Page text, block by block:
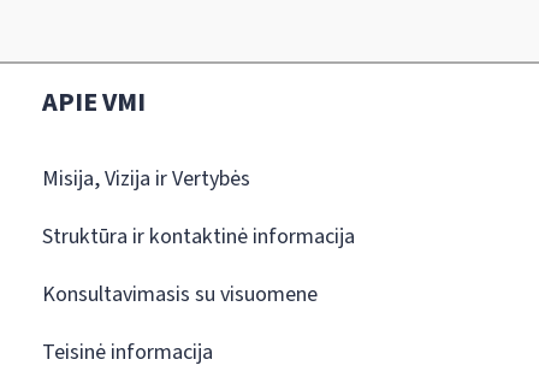
APIE VMI
Misija, Vizija ir Vertybės
Struktūra ir kontaktinė informacija
Konsultavimasis su visuomene
Teisinė informacija